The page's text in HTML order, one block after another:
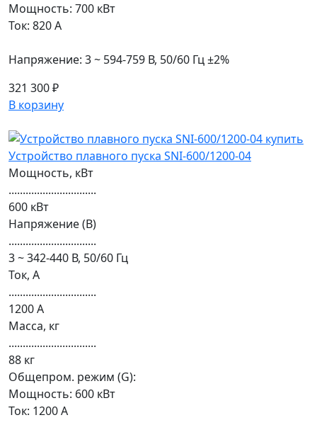
Мощность: 700 кВт
Ток: 820 А
Напряжение: 3 ~ 594-759 В, 50/60 Гц ±2%
321 300 ₽
В корзину
Устройство плавного пуска SNI-600/1200-04
Мощность, кВт
...............................
600 кВт
Напряжение (В)
...............................
3 ~ 342-440 В, 50/60 Гц
Ток, А
...............................
1200 А
Масса, кг
...............................
88 кг
Общепром. режим (G):
Мощность: 600 кВт
Ток: 1200 А